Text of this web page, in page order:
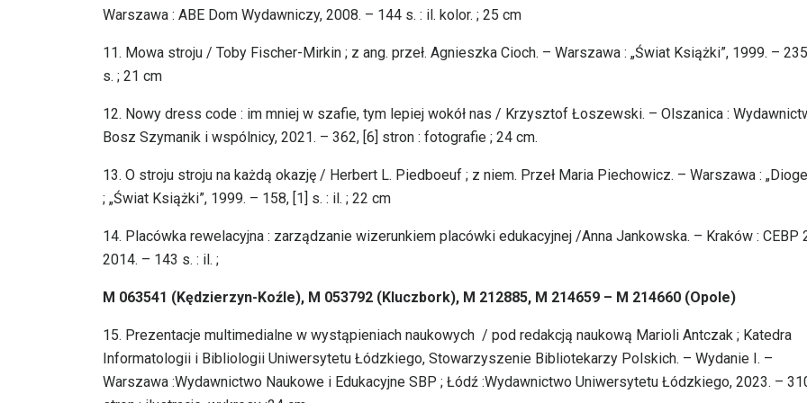
Warszawa : ABE Dom Wydawniczy, 2008. – 144 s. : il. kolor. ; 25 cm
11. Mowa stroju / Toby Fischer-Mirkin ; z ang. przeł. Agnieszka Cioch. – Warszawa : „Świat Książki”, 1999. –
s. ; 21 cm
12. Nowy dress code : im mniej w szafie, tym lepiej wokół nas / Krzysztof Łoszewski. – Olszanica :
Bosz Szymanik i wspólnicy, 2021. – 362, [6] stron : fotografie ; 24 cm.
13. O stroju stroju na każdą okazję / Herbert L. Piedboeuf ; z niem. Przeł Maria Piechowicz. – Warszawa :
; „Świat Książki”, 1999. – 158, [1] s. : il. ; 22 cm
14. Placówka rewelacyjna : zarządzanie wizerunkiem placówki edukacyjnej /Anna Jankowska. – Kraków : CEBP
2014. – 143 s. : il. ;
M 063541 (Kędzierzyn-Koźle), M 053792 (Kluczbork), M 212885, M 214659 – M 214660 (Opole)
15. Prezentacje multimedialne w wystąpieniach naukowych / pod redakcją naukową Marioli Antczak ; Katedra
Informatologii i Bibliologii Uniwersytetu Łódzkiego, Stowarzyszenie Bibliotekarzy Polskich. – Wydanie I. –
Warszawa :Wydawnictwo Naukowe i Edukacyjne SBP ; Łódź :Wydawnictwo Uniwersytetu Łódzkiego, 2023. –